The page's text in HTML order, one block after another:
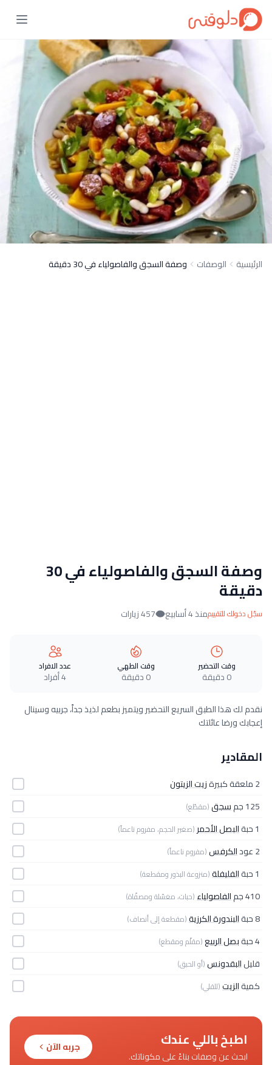
الرئيسية الوصفات وصفة السجق والفاصولياء في 30 دقيقة
وصفة السجق والفاصولياء في 30
دقيقة
سجّل دخولك للتقييممنذ 4 أسابيع 457 زيارات
وقت التحضير
0 دقيقة
وقت الطهي
0 دقيقة
عدد الافراد
4 أفراد
نقدم لك هذا الطبق السريع التحضير ويتميز بطعم لذيذ جداً، جربيه وسينال
إعجابك ورضا عائلتك
المقادير
2 ملعقة كبيرة
زيت الزيتون
125 جم
سجق(مقطّع)
1 حبة البصل الأحمر (صغير الحجم، مفروم ناعماً)
2 عود الكرفس(مفروم ناعماً)
1 حبة الفليفلة(منزوعة البذور ومقطعة)
410 جم الفاصولياء(حبات، مغسّلة ومصفّاة)
8 حبة البندورة الكرزية(مقطعة إلى أنصاف)
4 حبة بصل الربيع(مقلّم ومقطع)
قليلالبقدونس(أو الحبق)
كميةالزيت(للقلي)
اطبخ باللي عندك
ابحث عن وصفات بناءً على مكوناتك.
جربه الآن